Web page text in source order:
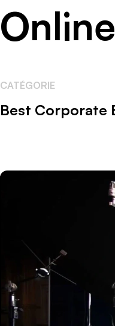
CATÉGORIE
Best Corporate